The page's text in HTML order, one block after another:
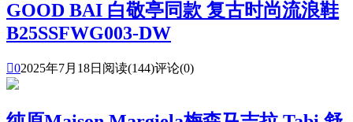
GOOD BAI 白敬亭同款 复古时尚流浪鞋
B25SSFWG003-DW
02025年7月18日 阅读(144)评论(0)